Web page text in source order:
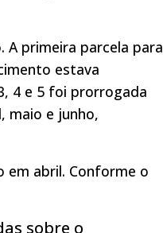
primeira parcela para
estava
4 e 5 foi prorrogada
maio e junho,
em abril. Conforme o
sobre o